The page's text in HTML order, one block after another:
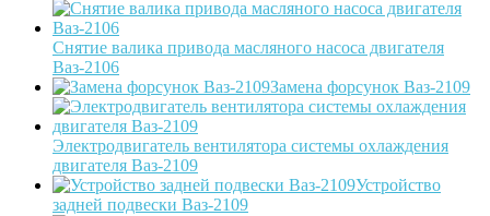
Снятие валика привода масляного насоса двигателя
Ваз-2106
Замена форсунок Ваз-2109
Электродвигатель вентилятора системы охлаждения
двигателя Ваз-2109
Устройство
задней подвески Ваз-2109